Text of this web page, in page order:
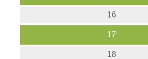
16
17
18